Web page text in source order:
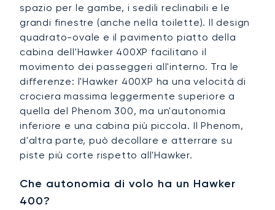
spazio per le gambe, i sedili reclinabili e le
grandi finestre (anche nella toilette). Il design
quadrato-ovale e il pavimento piatto della
cabina dell'Hawker 400XP facilitano il
movimento dei passeggeri all'interno. Tra le
differenze: l'Hawker 400XP ha una velocità di
crociera massima leggermente superiore a
quella del Phenom 300, ma un'autonomia
inferiore e una cabina più piccola. Il Phenom,
d'altra parte, può decollare e atterrare su
piste più corte rispetto all'Hawker.
Che autonomia di volo ha un Hawker
400?